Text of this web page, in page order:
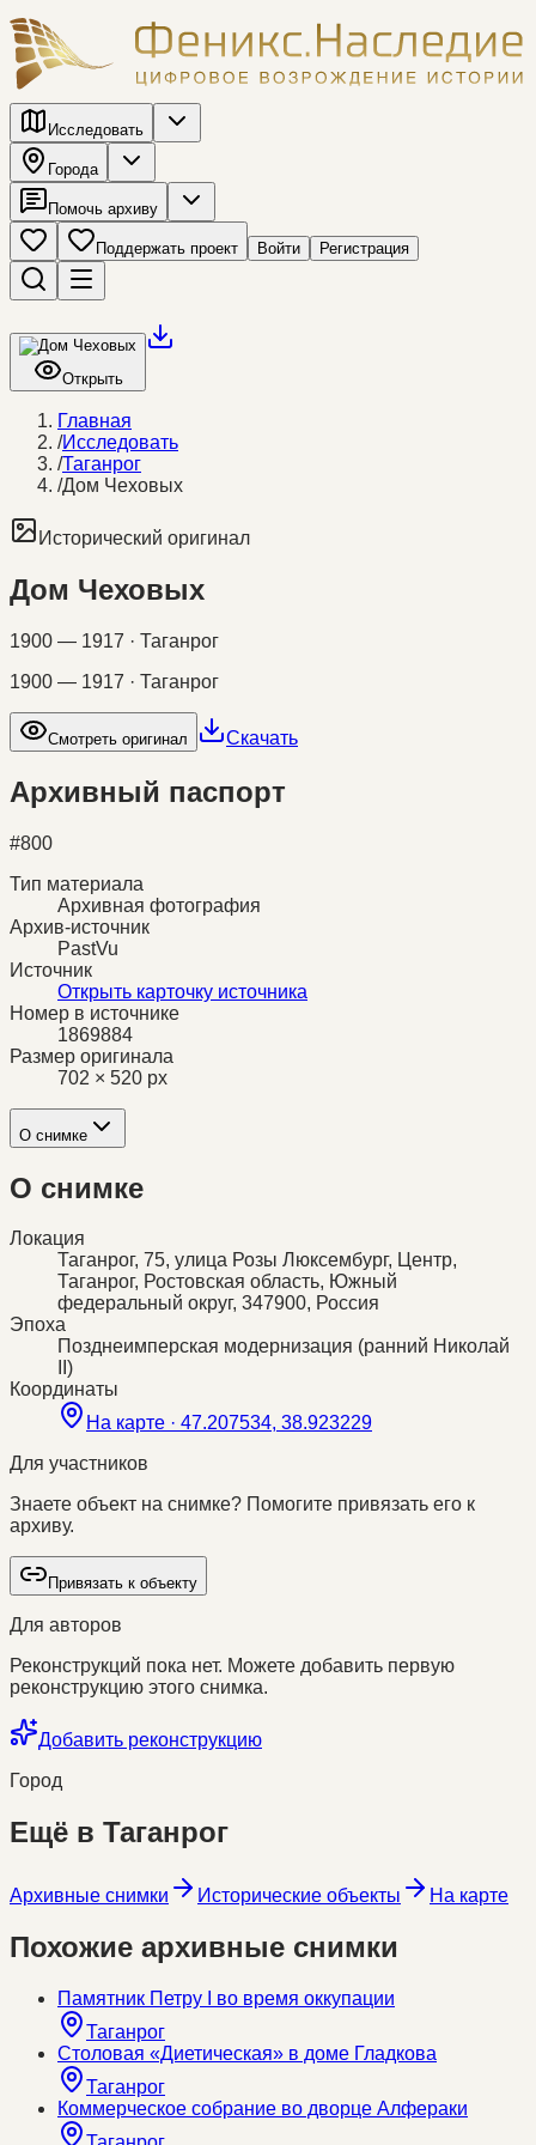
Исследовать
Города
Помочь архиву
Поддержать проект Войти Регистрация
Открыть
Главная
/Исследовать
/Таганрог
/Дом Чеховых
Исторический оригинал
Дом Чеховых
1900 — 1917 · Таганрог
1900 — 1917 · Таганрог
Смотреть оригинал Скачать
Архивный паспорт
#800
Тип материала
Архивная фотография
Архив-источник
PastVu
Источник
Открыть карточку источника
Номер в источнике
1869884
Размер оригинала
702 × 520 px
О снимке
О снимке
Локация
Таганрог, 75, улица Розы Люксембург, Центр,
Таганрог, Ростовская область, Южный
федеральный округ, 347900, Россия
Эпоха
Позднеимперская модернизация (ранний Николай
II)
Координаты
На карте · 47.207534, 38.923229
Для участников
Знаете объект на снимке? Помогите привязать его к
архиву.
Привязать к объекту
Для авторов
Реконструкций пока нет. Можете добавить первую
реконструкцию этого снимка.
Добавить реконструкцию
Город
Ещё в Таганрог
Архивные снимки Исторические объекты На карте
Похожие архивные снимки
Памятник Петру I во время оккупации
Таганрог
Столовая «Диетическая» в доме Гладкова
Таганрог
Коммерческое собрание во дворце Алфераки